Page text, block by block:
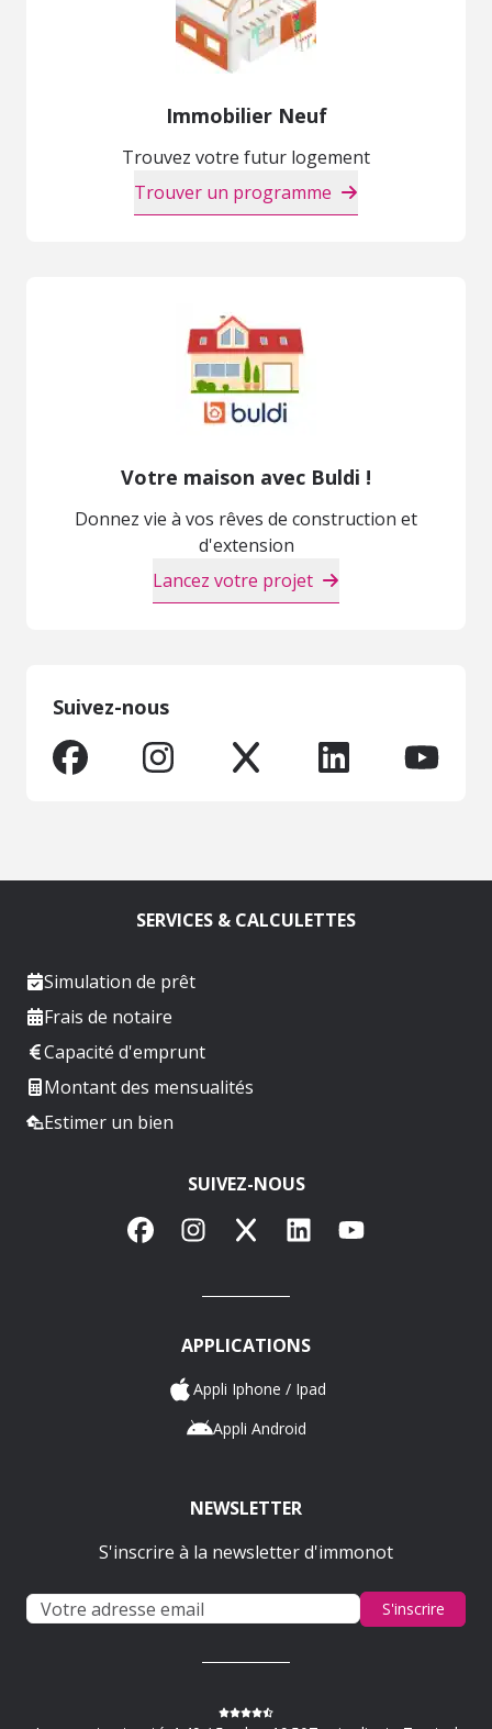
Immobilier Neuf
Trouvez votre futur logement
Trouver un programme
Votre maison avec Buldi !
Donnez vie à vos rêves de construction et
d'extension
Lancez votre projet
Suivez-nous
SERVICES & CALCULETTES
Simulation de prêt
Frais de notaire
Capacité d'emprunt
Montant des mensualités
Estimer un bien
SUIVEZ-NOUS
FacebookInstagram
X LinkedInYouTube
APPLICATIONS
Appli Iphone / Ipad
Appli Android
NEWSLETTER
S'inscrire à la newsletter d'immonot
S'inscrire